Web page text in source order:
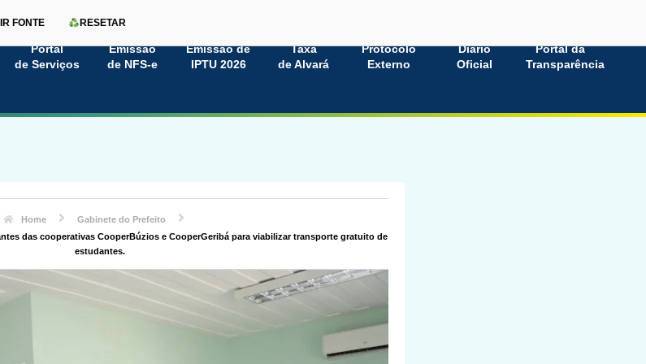
Portal
de Serviços
Emissão
de NFS-e
Emissão de
IPTU 2026
Taxa
de Alvará
Protocolo
Externo
Diário
Oficial
Portal da
Transparência
FONTE RESETAR
Home
Gabinete do Prefeito
das cooperativas CooperBúzios e CooperGeribá para viabilizar transporte gratuito de
estudantes.